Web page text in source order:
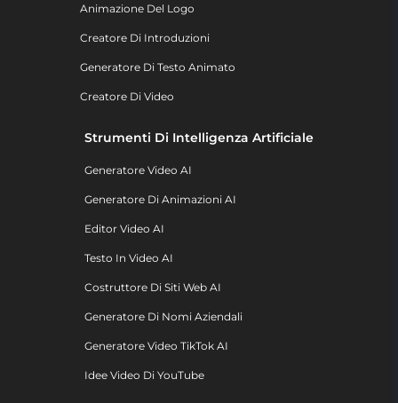
Animazione Del Logo
Creatore Di Introduzioni
Generatore Di Testo Animato
Creatore Di Video
Strumenti Di Intelligenza Artificiale
Generatore Video AI
Generatore Di Animazioni AI
Editor Video AI
Testo In Video AI
Costruttore Di Siti Web AI
Generatore Di Nomi Aziendali
Generatore Video TikTok AI
Idee Video Di YouTube